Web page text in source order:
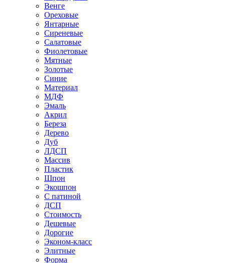
Венге
Ореховые
Янтарные
Сиреневые
Салатовые
Фиолетовые
Мятные
Золотые
Синие
Материал
МДФ
Эмаль
Акрил
Береза
Дерево
Дуб
ЛДСП
Массив
Пластик
Шпон
Экошпон
С патиной
ДСП
Стоимость
Дешевые
Дорогие
Эконом-класс
Элитные
Форма